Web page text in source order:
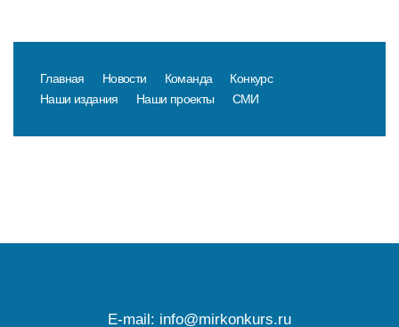
Главная Новости Команда
Конкурс
Наши издания
Наши проекты СМИ
E-mail: info@mirkonkurs.ru